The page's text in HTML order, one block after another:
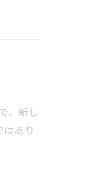
、新し
あり